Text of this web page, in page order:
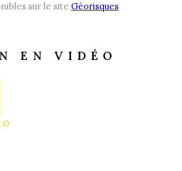
sur le site Géorisques
EN VIDÉO